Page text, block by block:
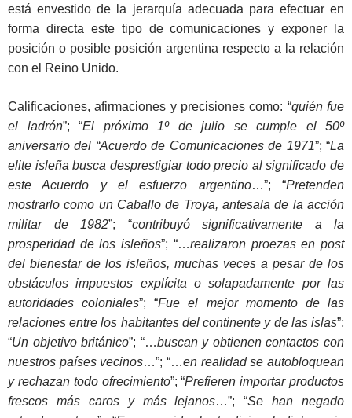
está envestido de la jerarquía adecuada para efectuar en
forma directa este tipo de comunicaciones y exponer la
posición o posible posición argentina respecto a la relación
con el Reino Unido.
Calificaciones, afirmaciones y precisiones como: “quién fue
el ladrón”; “El próximo 1º de julio se cumple el 50º
aniversario del “Acuerdo de Comunicaciones de 1971”; “La
elite isleña busca desprestigiar todo precio al significado de
este Acuerdo y el esfuerzo argentino…”; “Pretenden
mostrarlo como un Caballo de Troya, antesala de la acción
militar de 1982”; “contribuyó significativamente a la
prosperidad de los isleños”; “…realizaron proezas en post
del bienestar de los isleños, muchas veces a pesar de los
obstáculos impuestos explícita o solapadamente por las
autoridades coloniales”; “Fue el mejor momento de las
relaciones entre los habitantes del continente y de las islas”;
“Un objetivo británico”; “…buscan y obtienen contactos con
nuestros países vecinos…”; “…en realidad se autobloquean
y rechazan todo ofrecimiento”; “Prefieren importar productos
frescos más caros y más lejanos…”; “Se han negado